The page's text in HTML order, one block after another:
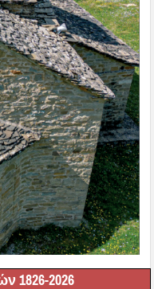
1826-2026